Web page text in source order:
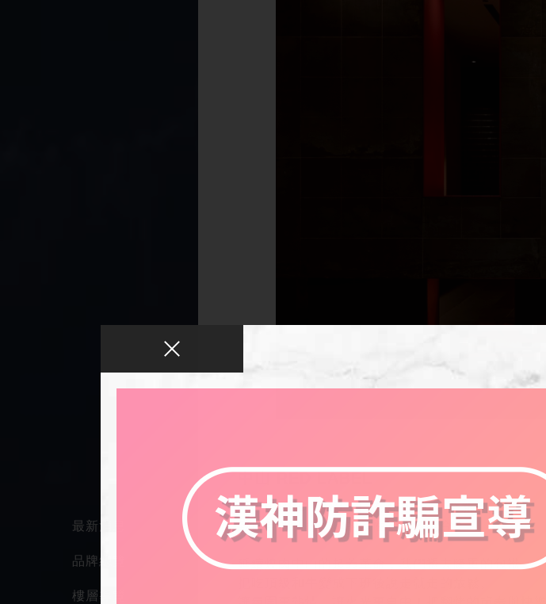
最新消息
品牌總覽
樓層導覽
中山 RED LABEL
【中山RED LABEL】燒肉中山3.0 全新燒肉品牌
致日常的紅標：你的隨性，我的講究。
延續燒肉中山的起義革命，我們褪去隆重的包袱，